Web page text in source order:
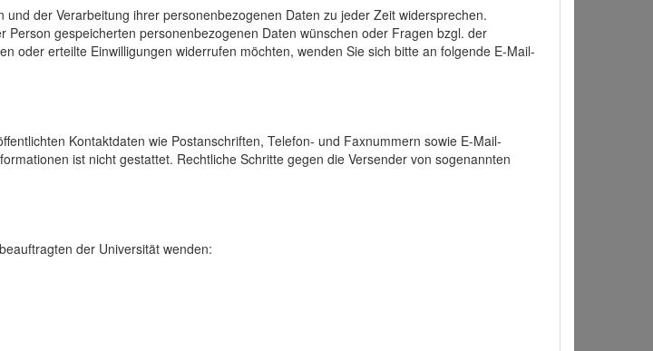
der Verarbeitung ihrer personenbezogenen Daten zu jeder Zeit widersprechen.
gespeicherten personenbezogenen Daten wünschen oder Fragen bzgl. der
oder erteilte Einwilligungen widerrufen möchten, wenden Sie sich bitte an folgende E-Mail-
Kontaktdaten wie Postanschriften, Telefon- und Faxnummern sowie E-Mail-
ist nicht gestattet. Rechtliche Schritte gegen die Versender von sogenannten
der Universität wenden: